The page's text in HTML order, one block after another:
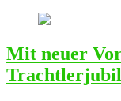
Mit neuer